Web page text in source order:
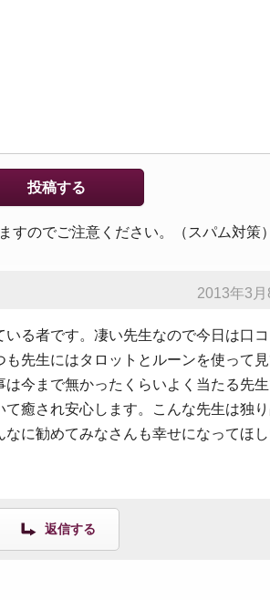
すのでご注意ください。（スパム対策）
2013年3
る者です。凄い先生なので今日は口
先生にはタロットとルーンを使って
今まで無かったくらいよく当たる先生
癒され安心します。こんな先生は独
に勧めてみなさんも幸せになってほ
返信する